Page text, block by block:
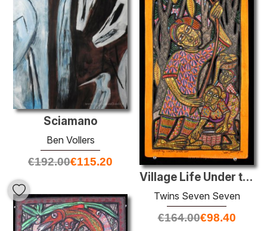
Sciamano
Ben Vollers
€192.00€115.20
Village Life Under the Cocoa Tree
Twins Seven Seven
€164.00€98.40